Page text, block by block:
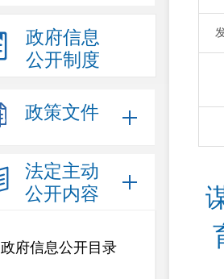
政府信息
公开制度
政策文件
法定主动
公开内容
政府信息公开目录